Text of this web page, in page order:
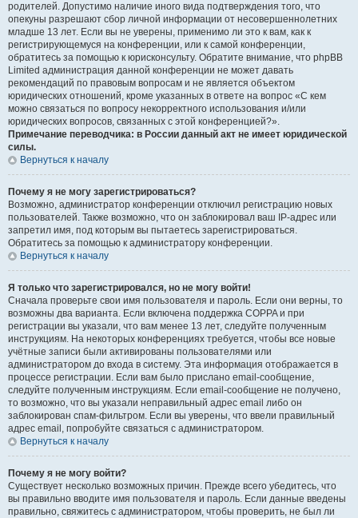
родителей. Допустимо наличие иного вида подтверждения того, что
опекуны разрешают сбор личной информации от несовершеннолетних
младше 13 лет. Если вы не уверены, применимо ли это к вам, как к
регистрирующемуся на конференции, или к самой конференции,
обратитесь за помощью к юрисконсульту. Обратите внимание, что phpBB
Limited администрация данной конференции не может давать
рекомендаций по правовым вопросам и не является объектом
юридических отношений, кроме указанных в ответе на вопрос «С кем
можно связаться по вопросу некорректного использования и/или
юридических вопросов, связанных с этой конференцией?».
Примечание переводчика: в России данный акт не имеет юридической
силы.
Вернуться к началу
Почему я не могу зарегистрироваться?
Возможно, администратор конференции отключил регистрацию новых
пользователей. Также возможно, что он заблокировал ваш IP-адрес или
запретил имя, под которым вы пытаетесь зарегистрироваться.
Обратитесь за помощью к администратору конференции.
Вернуться к началу
Я только что зарегистрировался, но не могу войти!
Сначала проверьте свои имя пользователя и пароль. Если они верны, то
возможны два варианта. Если включена поддержка COPPA и при
регистрации вы указали, что вам менее 13 лет, следуйте полученным
инструкциям. На некоторых конференциях требуется, чтобы все новые
учётные записи были активированы пользователями или
администратором до входа в систему. Эта информация отображается в
процессе регистрации. Если вам было прислано email-сообщение,
следуйте полученным инструкциям. Если email-сообщение не получено,
то возможно, что вы указали неправильный адрес email либо он
заблокирован спам-фильтром. Если вы уверены, что ввели правильный
адрес email, попробуйте связаться с администратором.
Вернуться к началу
Почему я не могу войти?
Существует несколько возможных причин. Прежде всего убедитесь, что
вы правильно вводите имя пользователя и пароль. Если данные введены
правильно, свяжитесь с администратором, чтобы проверить, не был ли